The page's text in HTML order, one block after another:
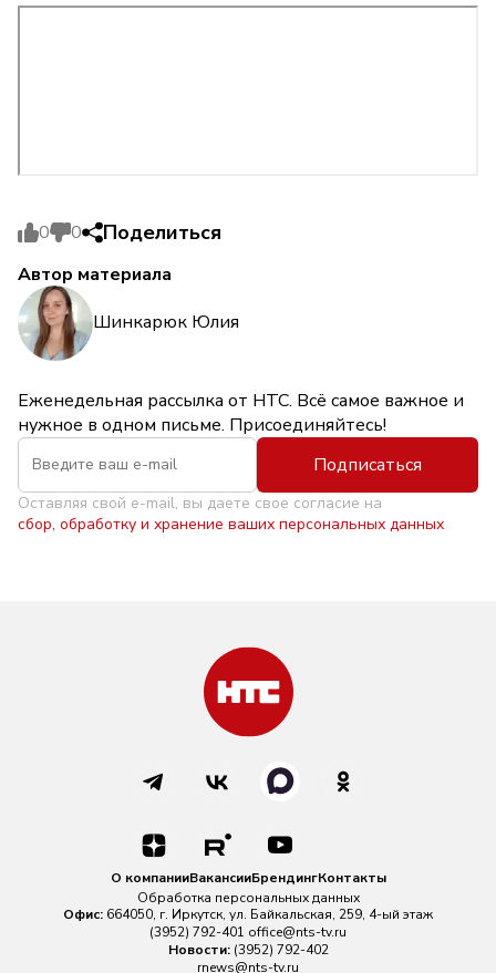
0 0 Поделиться
Автор материала
Шинкарюк Юлия
Еженедельная рассылка от НТС. Всё самое важное и
нужное в одном письме. Присоединяйтесь!
Подписаться
Оставляя свой e-mail, вы даете свое согласие на
сбор, обработку и хранение ваших персональных данных
О компанииВакансииБрендингКонтакты
Обработка персональных данных
Офис: 664050, г. Иркутск, ул. Байкальская, 259, 4-ый этаж
(3952) 792-401 office@nts-tv.ru
Новости: (3952) 792-402
rnews@nts-tv.ru